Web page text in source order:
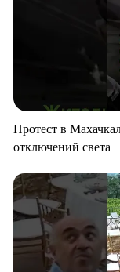
Протест в
отключений света